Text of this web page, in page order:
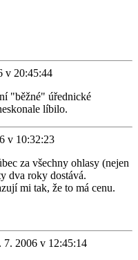
v 20:45:44
"běžné" úřednické
líbilo.
v 10:32:23
za všechny ohlasy (nejen
dva roky dostává.
mi tak, že to má cenu.
7. 2006 v 12:45:14